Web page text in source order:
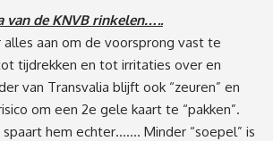
van de KNVB rinkelen…..
aan om de voorsprong vast te
tijdrekken en tot irritaties over en
van Transvalia blijft ook “zeuren” en
om een 2e gele kaart te “pakken”.
hem echter……. Minder “soepel” is